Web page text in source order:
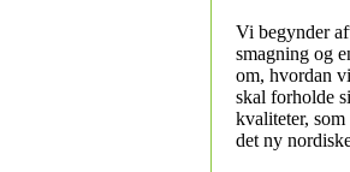
Vi begynder
smagning og
om, hvordan
skal forholde
kvaliteter,
det ny